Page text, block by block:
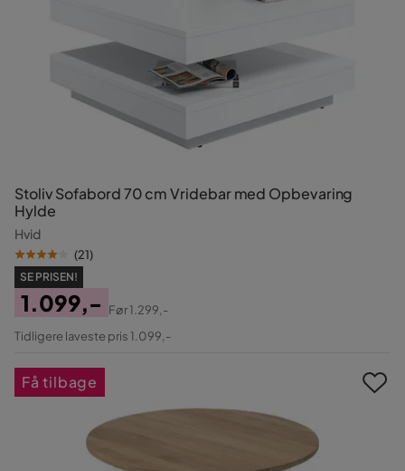
Stoliv Sofabord 70 cm Vridebar med Opbevaring
Hylde
Hvid
(21)
SE PRISEN!
Pris
1.099,-
Original
Før1.299,-
Tidligere laveste pris 1.099,-
Få tilbage